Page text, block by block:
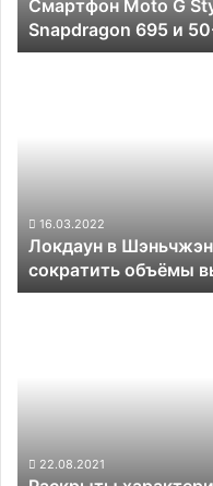
Snapdragon
695
и
Смартфон Moto G
Snapdragon 695 и
объёмы
выпуска
iPhone
16.03.2022
Локдаун в
сократить объёмы
22.08.2021